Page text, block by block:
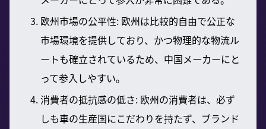
欧州市場の公平性: 欧州は比較的自由で公正な
市場環境を提供しており、かつ物理的な物流ル
ートも確立されているため、中国メーカーにと
って参入しやすい。
消費者の抵抗感の低さ: 欧州の消費者は、必ず
しも車の生産国にこだわりを持たず、ブランド